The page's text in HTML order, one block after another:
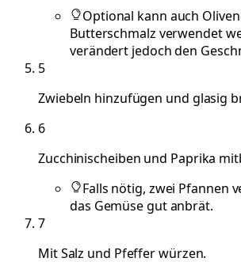
Optional kann auch
Butterschmalz verwendet
verändert jedoch den
5
Zwiebeln hinzufügen und glasig
6
Zucchinischeiben und Paprika
Falls nötig, zwei Pfannen
das Gemüse gut anbrät.
7
Mit Salz und Pfeffer würzen.